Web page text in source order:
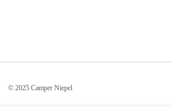
© 2025 Camper Niepel